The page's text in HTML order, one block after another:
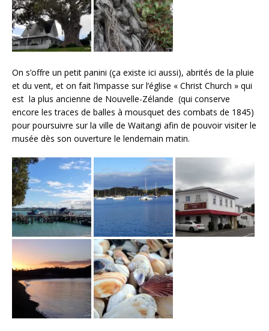
On s’offre un petit panini (ça existe ici aussi), abrités de la pluie
et du vent, et on fait l’impasse sur l’église « Christ Church » qui
est la plus ancienne de Nouvelle-Zélande (qui conserve
encore les traces de balles à mousquet des combats de 1845)
pour poursuivre sur la ville de Waitangi afin de pouvoir visiter le
musée dès son ouverture le lendemain matin.